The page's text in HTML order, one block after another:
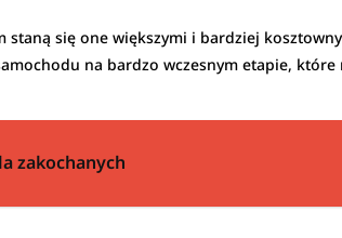
się one większymi i bardziej
na bardzo wczesnym etapie,
zakochanych